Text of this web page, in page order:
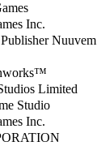
Inc.
Nuuvem
Limited
Studio
Inc.